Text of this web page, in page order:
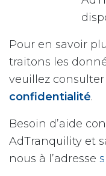
Pour en savoir
traitons les
veuillez
confidentialité.
Besoin d’aide
AdTranquility et
nous à l’adresse